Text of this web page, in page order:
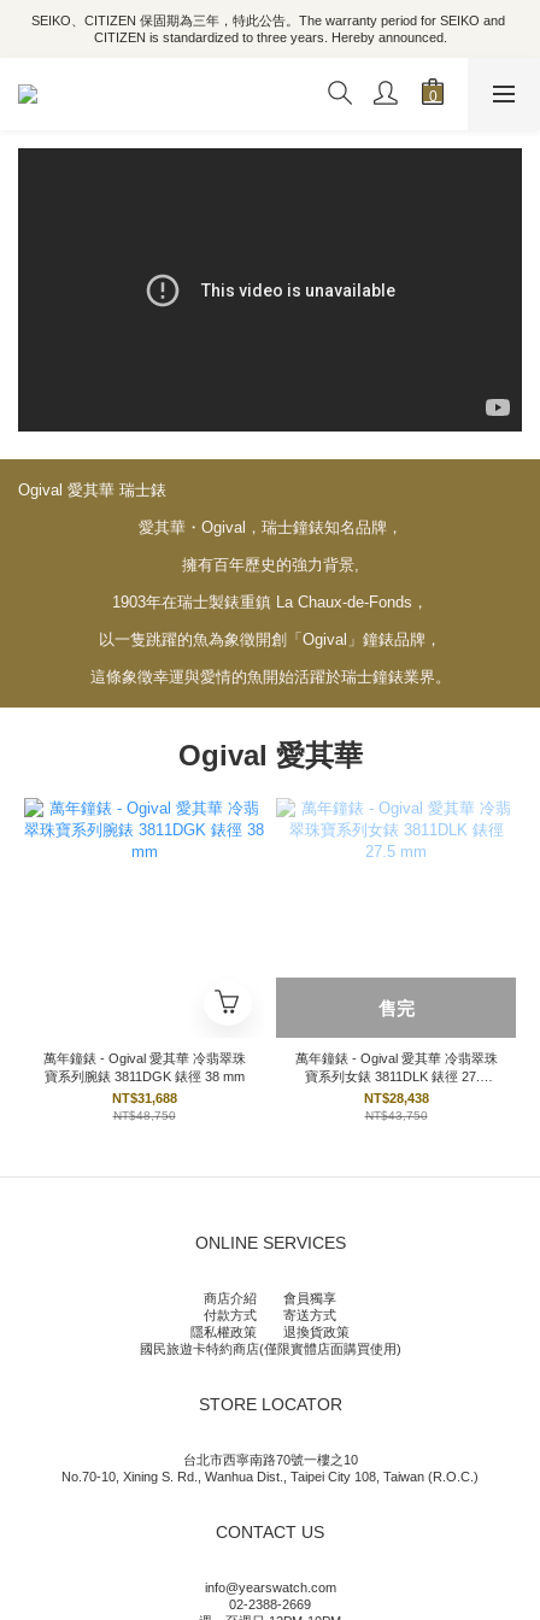
SEIKO、CITIZEN 保固期為三年，特此公告。The warranty period for SEIKO and
CITIZEN is standardized to three years. Hereby announced.
Ogival 愛其華 瑞士錶
愛其華・Ogival，瑞士鐘錶知名品牌，
擁有百年歷史的強力背景,
1903年在瑞士製錶重鎮 La Chaux-de-Fonds，
以一隻跳躍的魚為象徵開創「Ogival」鐘錶品牌，
這條象徵幸運與愛情的魚開始活躍於瑞士鐘錶業界。
Ogival 愛其華
萬年鐘錶 - Ogival 愛其華 冷翡翠珠
寶系列腕錶 3811DGK 錶徑 38 mm
NT$31,688
NT$48,750
售完
萬年鐘錶 - Ogival 愛其華 冷翡翠珠
寶系列女錶 3811DLK 錶徑 27.5
mm
NT$28,438
NT$43,750
ONLINE SERVICES
商店介紹
會員獨享
付款方式
寄送方式
隱私權政策
退換貨政策
國民旅遊卡特約商店(僅限實體店面購買使用)
STORE LOCATOR
台北市西寧南路70號一樓之10
No.70-10, Xining S. Rd., Wanhua Dist., Taipei City 108, Taiwan (R.O.C.)
CONTACT US
info@yearswatch.com
02-2388-2669